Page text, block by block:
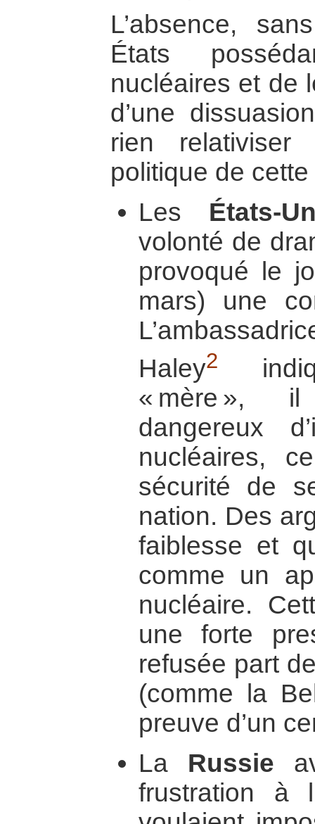
L’absence,
États
nucléaires et de
d’une
rien
politique de
Les États-
volonté de
provoqué le
mars) une
Haley2
« mère »,
dangereux
nucléaires,
sécurité de
nation. Des
faiblesse et
comme un
nucléaire.
une forte
refusée part
(comme la
preuve d’un
La Russie
frustration à